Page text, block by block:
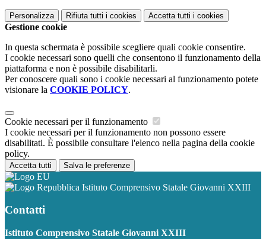
Personalizza Rifiuta tutti i cookies Accetta tutti i cookies
Gestione cookie
In questa schermata è possibile scegliere quali cookie consentire.
I cookie necessari sono quelli che consentono il funzionamento della
piattaforma e non è possibile disabilitarli.
Per conoscere quali sono i cookie necessari al funzionamento potete
visionare la COOKIE POLICY.
Cookie necessari per il funzionamento
I cookie necessari per il funzionamento non possono essere
disabilitati. È possibile consultare l'elenco nella pagina della cookie
policy.
Accetta tutti Salva le preferenze
Istituto Comprensivo Statale Giovanni XXIII
Contatti
Istituto Comprensivo Statale Giovanni XXIII